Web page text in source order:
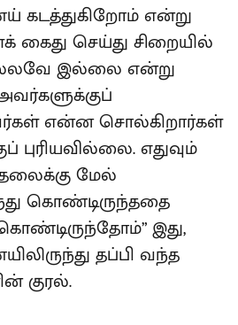
என்று
செய்து சிறையில்
இல்லை என்று
என்ன சொல்கிறார்கள்
புரியவில்லை. எதுவும்
மேல்
கொண்டிருந்ததை
இது,
தப்பி வந்த
குரல்.